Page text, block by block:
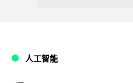
人工智能